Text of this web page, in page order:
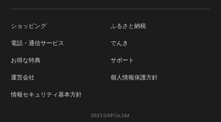
ショッピング ふるさと納税
電話・通信サービス でんき
お得な特典 サポート
運営会社 個人情報保護方針
情報セキュリティ基本方針
2021 GAP Co, Ltd.